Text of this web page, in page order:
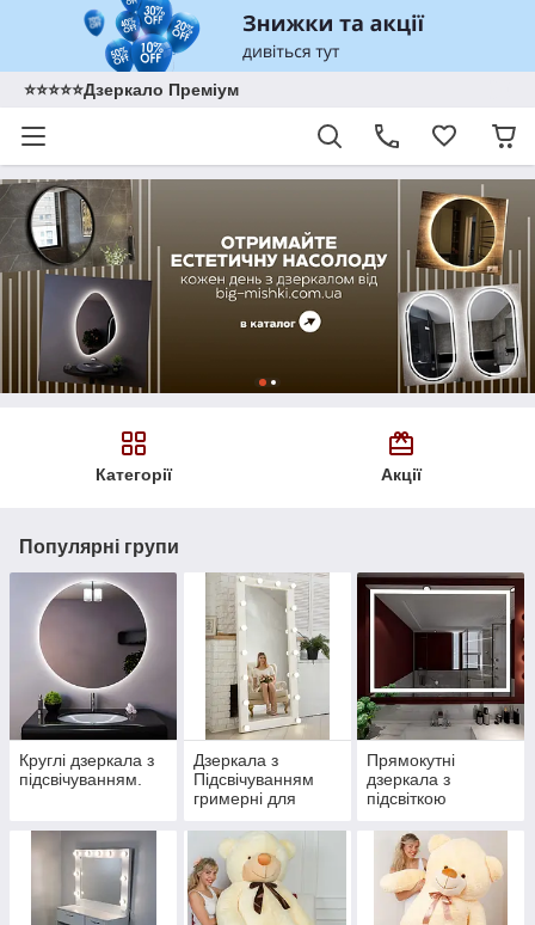
⭐️⭐️⭐️⭐️⭐️Дзеркало Преміум
Категорії Акції
Популярні групи
Круглі дзеркала з
підсвічуванням.
Дзеркала з
Підсвічуванням
гримерні для
Прямокутні
дзеркала з
підсвіткою